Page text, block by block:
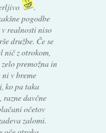
.
pogodbe
realnosti niso
družbe. Če se
nič z otrokom,
premožna in
v breme
ko pa taka
razne davčne
očetov
zalomi.